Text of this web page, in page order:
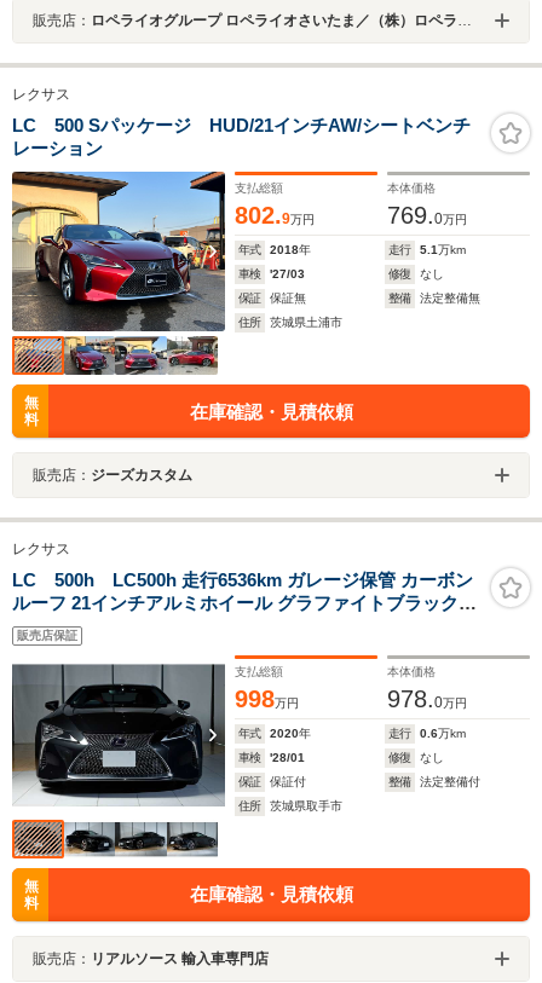
販売店： ロペライオグループ ロペライオさいたま／（株）ロペライオ
レクサス
LC 500 Sパッケージ HUD/21インチAW/シートベンチ
レーション
支払総額
802.9万円
本体価格
769.0万円
年式 2018年 走行 5.1万km
車検
'27/03 修復
なし
保証
保証無 整備
法定整備無
住所
茨城県土浦市
無
料
在庫確認・見積依頼
販売店： ジーズカスタム
レクサス
LC 500h LC500h 走行6536km ガレージ保管 カーボン
ルーフ 21インチアルミホイール グラファイトブラックガ
ラスフレーク フレアレッド 後付アンビエントライト TV
キット セラミックガラスコーティング 低ダストブレーキ
パッド
販売店保証
支払総額
998万円
本体価格
978.0万円
年式 2020年 走行 0.6万km
車検
'28/01 修復
なし
保証
保証付 整備
法定整備付
住所
茨城県取手市
無
料
在庫確認・見積依頼
販売店： リアルソース 輸入車専門店